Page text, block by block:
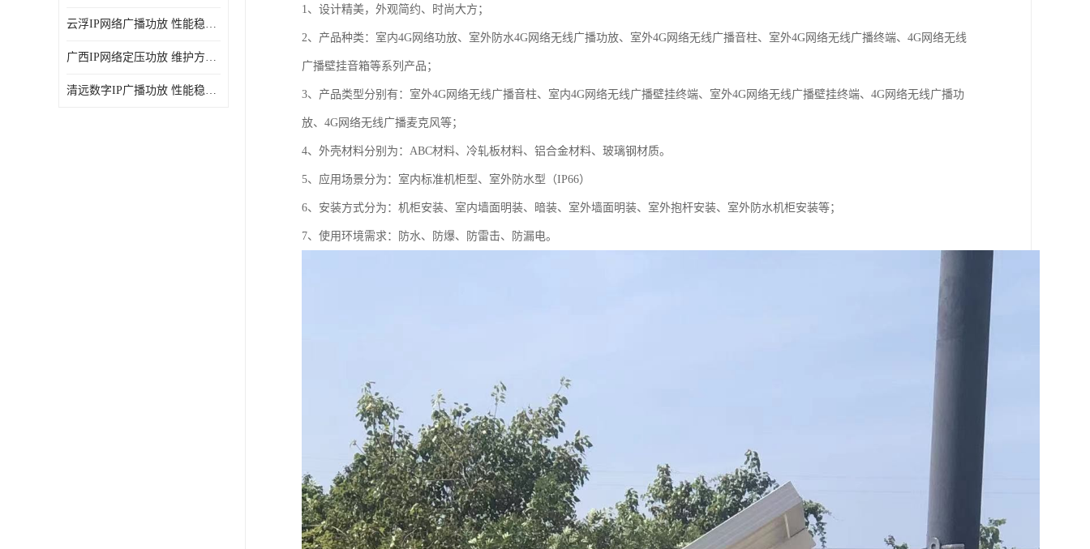
云浮IP网络广播功放 性能稳定 设计结构简单
广西IP网络定压功放 维护方便 多应用于公共场合
清远数字IP广播功放 性能稳定 传输距离远
1、设计精美，外观简约、时尚大方；
2、产品种类：室内4G网络功放、室外防水4G网络无线广播功放、室外4G网络无线广播音柱、室外4G网络无线广播终端、4G网络无线
广播壁挂音箱等系列产品；
3、产品类型分别有：室外4G网络无线广播音柱、室内4G网络无线广播壁挂终端、室外4G网络无线广播壁挂终端、4G网络无线广播功
放、4G网络无线广播麦克风等；
4、外壳材料分别为：ABC材料、冷轧板材料、铝合金材料、玻璃钢材质。
5、应用场景分为：室内标准机柜型、室外防水型（IP66）
6、安装方式分为：机柜安装、室内墙面明装、暗装、室外墙面明装、室外抱杆安装、室外防水机柜安装等；
7、使用环境需求：防水、防爆、防雷击、防漏电。